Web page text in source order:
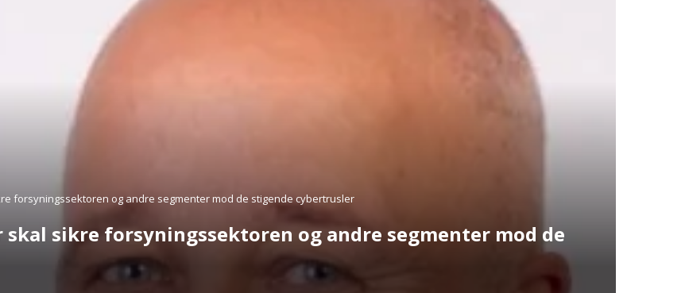
forsyningssektoren og andre segmenter mod de stigende cybertrusler
sikre forsyningssektoren og andre segmenter mod de